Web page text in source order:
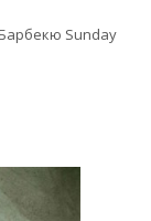
Sunday